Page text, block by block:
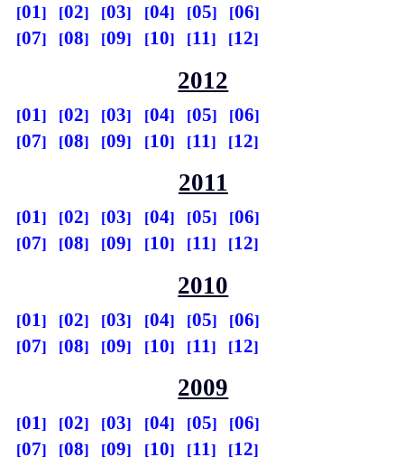
01 02 03 04 05
06
07
08 09 10 11 12
2012
01 02 03 04 05
06
07
08 09 10 11 12
2011
01 02 03 04 05
06
07
08 09 10 11 12
2010
01 02 03 04 05
06
07
08 09 10 11 12
2009
01 02 03 04 05
06
07
08 09 10 11 12